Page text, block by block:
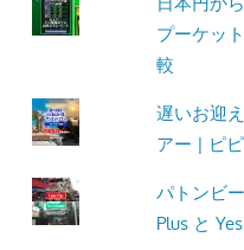
プーケッ
較
遅いお迎
アー | ピ
パトンビ
Plus と